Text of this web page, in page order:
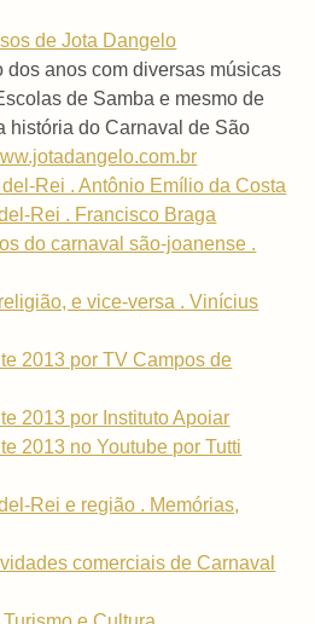
de Jota Dangelo
dos anos com diversas músicas
de Samba e mesmo de
história do Carnaval de São
Rei . Antônio Emílio da Costa
Rei . Francisco Braga
do carnaval são-joanense .
e vice-versa . Vinícius
2013 por TV Campos de
2013 por Instituto Apoiar
2013 no Youtube por Tutti
Rei e região . Memórias,
comerciais de Carnaval